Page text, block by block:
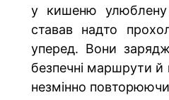
у кишеню улюблену
ставав надто
уперед. Вони
безпечні маршрути
незмінно